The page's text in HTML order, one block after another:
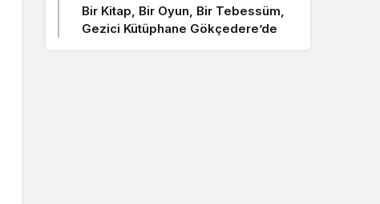
Bir Kitap, Bir Oyun, Bir Tebessüm,
Gezici Kütüphane Gökçedere’de